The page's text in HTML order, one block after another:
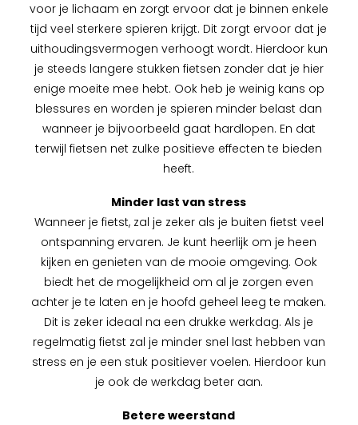
voor je lichaam en zorgt ervoor dat je binnen enkele
tijd veel sterkere spieren krijgt. Dit zorgt ervoor dat je
uithoudingsvermogen verhoogt wordt. Hierdoor kun
je steeds langere stukken fietsen zonder dat je hier
enige moeite mee hebt. Ook heb je weinig kans op
blessures en worden je spieren minder belast dan
wanneer je bijvoorbeeld gaat hardlopen. En dat
terwijl fietsen net zulke positieve effecten te bieden
heeft.
Minder last van stress
Wanneer je fietst, zal je zeker als je buiten fietst veel
ontspanning ervaren. Je kunt heerlijk om je heen
kijken en genieten van de mooie omgeving. Ook
biedt het de mogelijkheid om al je zorgen even
achter je te laten en je hoofd geheel leeg te maken.
Dit is zeker ideaal na een drukke werkdag. Als je
regelmatig fietst zal je minder snel last hebben van
stress en je een stuk positiever voelen. Hierdoor kun
je ook de werkdag beter aan.
Betere weerstand